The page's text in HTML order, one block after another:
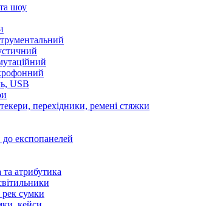
шоу
USB
перехідники, ремені стяжки
експопанелей
та атрибутика
сумки